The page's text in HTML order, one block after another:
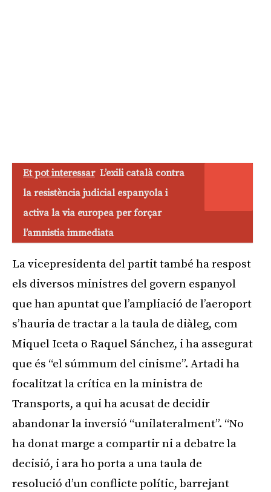
Et pot interessar L’exili català contra
la resistència judicial espanyola i
activa la via europea per forçar
l’amnistia immediata
La vicepresidenta del partit també ha respost
els diversos ministres del govern espanyol
que han apuntat que l’ampliació de l’aeroport
s’hauria de tractar a la taula de diàleg, com
Miquel Iceta o Raquel Sánchez, i ha assegurat
que és “el súmmum del cinisme”. Artadi ha
focalitzat la crítica en la ministra de
Transports, a qui ha acusat de decidir
abandonar la inversió “unilateralment”. “No
ha donat marge a compartir ni a debatre la
decisió, i ara ho porta a una taula de
resolució d’un conflicte polític, barrejant